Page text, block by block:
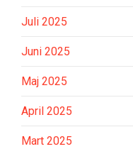
Juli 2025
Juni 2025
Maj 2025
April 2025
Mart 2025